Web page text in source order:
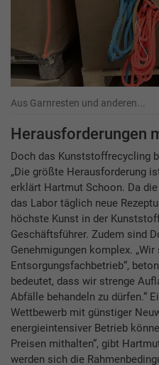
Aus Garnresten und anderen...
Herausforderungen
Doch das Kunststoffrecycling
„Die größte Herausforderung
erklärt Hartmut Schoon. Da
das Labor täglich neue
höchste Kunst in der
Geschäftsführer. Zudem sind
Genehmigungen komplex.
Entsorgungsfachbetrieb“,
bedeutet, dass wir strenge
Abfälle behandeln zu dürfen.“
Wettbewerb mit günstiger
energieintensiver Betrieb
Preisen mithalten“, gibt
werden sich die